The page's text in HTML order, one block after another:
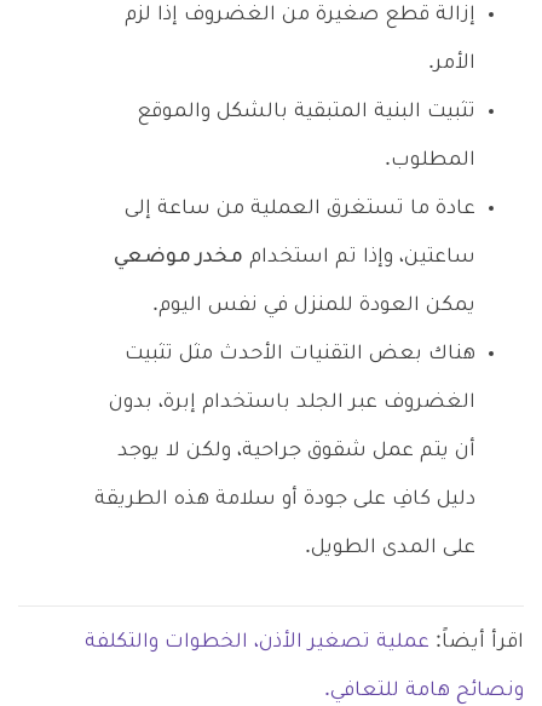
إزالة قطع صغيرة من الغضروف إذا لزم
الأمر.
تثبيت البنية المتبقية بالشكل والموقع
المطلوب.
عادة ما تستغرق العملية من ساعة إلى
ساعتين، وإذا تم استخدام مخدر موضعي
يمكن العودة للمنزل في نفس اليوم.
هناك بعض التقنيات الأحدث مثل تثبيت
الغضروف عبر الجلد باستخدام إبرة، بدون
أن يتم عمل شقوق جراحية، ولكن لا يوجد
دليل كافِ على جودة أو سلامة هذه الطريقة
على المدى الطويل.
اقرأ أيضاً: عملية تصغير الأذن، الخطوات والتكلفة
ونصائح هامة للتعافي.